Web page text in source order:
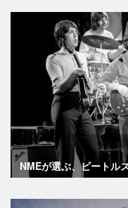
NMEが選ぶ、ビート